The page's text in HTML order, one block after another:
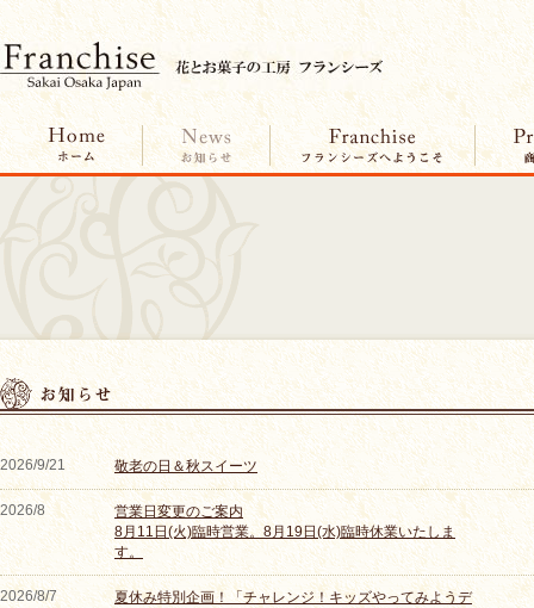
2026/9/21 敬老の日＆秋スイーツ
2026/8
営業日変更のご案内
8月11日(火)臨時営業。8月19日(水)臨時休業いたしま
す。
2026/8/7
夏休み特別企画！「チャレンジ！キッズやってみようデ